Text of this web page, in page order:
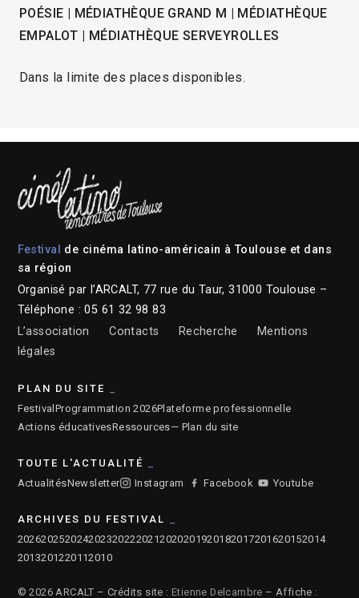
POÉSIE | MÉDIATHÈQUE GRAND M | MÉDIATHÈQUE
EMPALOT | MÉDIATHÈQUE SERVEYROLLES
Dans la limite des places disponibles.
Festival de cinéma latino-américain à Toulouse et dans
sa région
Organisé par l’ARCALT, 77 rue du Taur, 31000 Toulouse –
Téléphone : 05 61 32 98 83
L’association
Contacts Recherche
Mentions
légales
PLAN DU SITE
Festival Programmation 2026Plateforme professionnelle
Actions éducativesRessources— Plan du site
TOUTE L'ACTUALITÉ
ActualitésNewsletter Instagram Facebook Youtube
ARCHIVES DU FESTIVAL
2026202520242023202220212020201920182017201620152014
2013201220112010
© 2026 ARCALT – Crédits site : Etienne Delcambre – Affiche :